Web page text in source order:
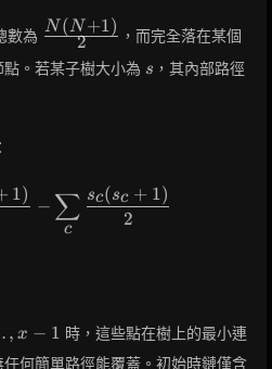
數為 \frac{N(N+1)}
2
N (N +1) ，而完全落在某個
。若某子樹大小為 s
s ，其內部路徑
g(1) = \frac{N(N+1)}{2} -
1)
−
c
∑ 2
sc(sc + 1)
, x − 1 時，這些點在樹上的最小連
何簡單路徑能覆蓋。初始時鏈僅含